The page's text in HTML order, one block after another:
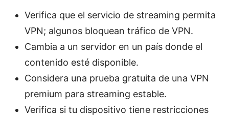
Verifica que el servicio de streaming permita
VPN; algunos bloquean tráfico de VPN.
Cambia a un servidor en un país donde el
contenido esté disponible.
Considera una prueba gratuita de una VPN
premium para streaming estable.
Verifica si tu dispositivo tiene restricciones